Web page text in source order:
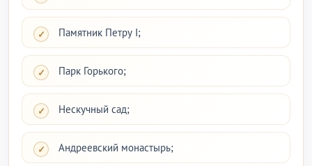
Памятник Петру I;
Парк Горького;
Нескучный сад;
Андреевский монастырь;